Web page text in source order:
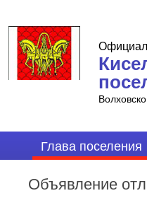
Глава поселения
Объявление